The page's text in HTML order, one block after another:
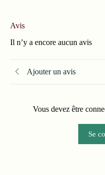
Avis
Il n’y a encore aucun avis
Ajouter un avis
Vous devez être
Se